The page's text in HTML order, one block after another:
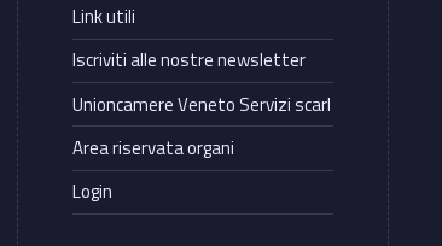
Link utili
Iscriviti alle nostre newsletter
Unioncamere Veneto Servizi scarl
Area riservata organi
Login